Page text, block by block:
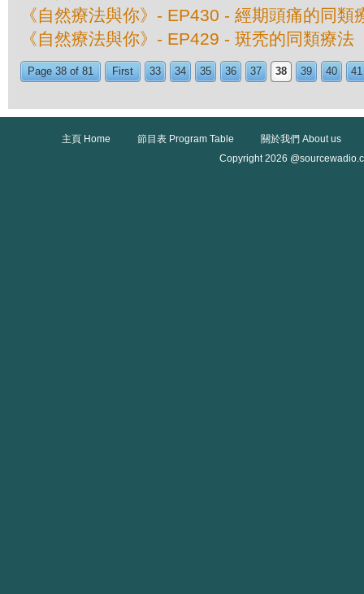
《自然療法與你》- EP430 - 經期頭痛的同類
《自然療法與你》- EP429 - 斑秃的同類療法
Page 38 of 81 First 33 34 35 36 37 38 39 40 41
主頁 Home 節目表 Program Table
關於我們 About us
Copyright 2026